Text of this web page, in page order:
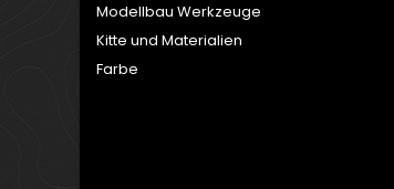
Modellbau Werkzeuge
Kitte und Materialien
Farbe